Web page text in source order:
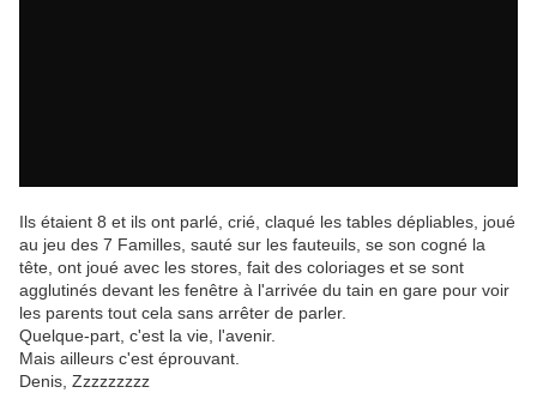
Ils étaient 8 et ils ont parlé, crié, claqué les tables dépliables, joué
au jeu des 7 Familles, sauté sur les fauteuils, se son cogné la
tête, ont joué avec les stores, fait des coloriages et se sont
agglutinés devant les fenêtre à l'arrivée du tain en gare pour voir
les parents tout cela sans arrêter de parler.
Quelque-part, c'est la vie, l'avenir.
Mais ailleurs c'est éprouvant.
Denis, Zzzzzzzzz